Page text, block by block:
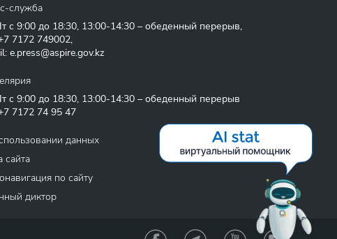
служба
с 9:00 до 18:30, 13:00-14:30 – обеденный перерыв,
7172 749002,
e.press@aspire.gov.kz
с 9:00 до 18:30, 13:00-14:30 – обеденный перерыв
7172 74 95 47
данных
сайта
по сайту
диктор